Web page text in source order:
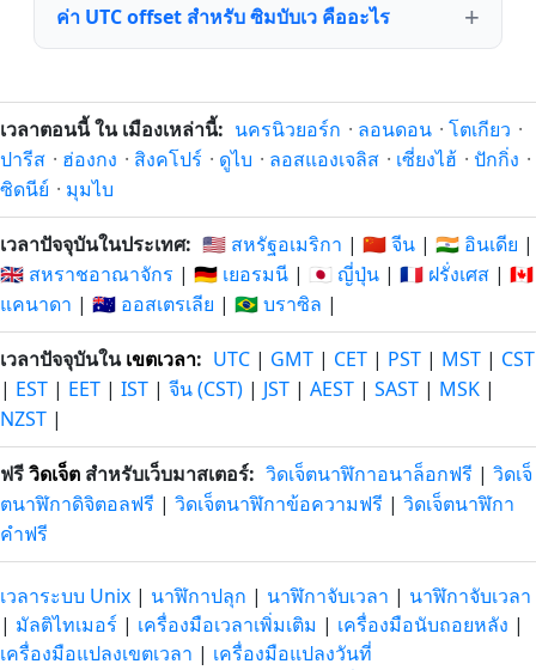
ค่า UTC offset สำหรับ ซิมบับเว คืออะไร
เวลาตอนนี้ ใน เมืองเหล่านี้: นครนิวยอร์ก · ลอนดอน · โตเกียว ·
ปารีส · ฮ่องกง · สิงคโปร์ · ดูไบ · ลอสแองเจลิส · เซี่ยงไฮ้ · ปักกิ่ง ·
ซิดนีย์ · มุมไบ
เวลาปัจจุบันในประเทศ: 🇺🇸 สหรัฐอเมริกา | 🇨🇳 จีน | 🇮🇳 อินเดีย |
🇬🇧 สหราชอาณาจักร | 🇩🇪 เยอรมนี | 🇯🇵 ญี่ปุ่น | 🇫🇷 ฝรั่งเศส | 🇨🇦
แคนาดา | 🇦🇺 ออสเตรเลีย | 🇧🇷 บราซิล |
เวลาปัจจุบันในเขตเวลา: UTC | GMT | CET | PST | MST | CST
| EST | EET | IST | จีน (CST) | JST | AEST | SAST | MSK |
NZST |
ฟรีวิดเจ็ต สำหรับเว็บมาสเตอร์: วิดเจ็ตนาฬิกาอนาล็อกฟรี | วิดเจ็
ตนาฬิกาดิจิตอลฟรี | วิดเจ็ตนาฬิกาข้อความฟรี | วิดเจ็ตนาฬิกา
คำฟรี
เวลาระบบ Unix | นาฬิกาปลุก | นาฬิกาจับเวลา | นาฬิกาจับเวลา
| มัลติไทเมอร์ | เครื่องมือเวลาเพิ่มเติม | เครื่องมือนับถอยหลัง |
เครื่องมือแปลงเขตเวลา | เครื่องมือแปลงวันที่